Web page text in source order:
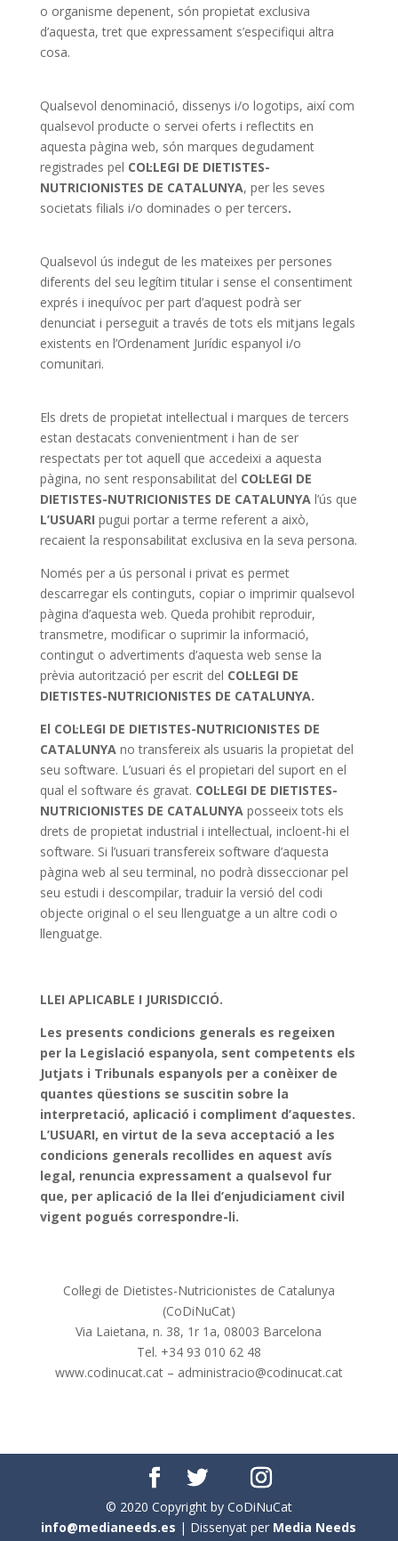
o organisme depenent, són propietat exclusiva
d’aquesta, tret que expressament s’especifiqui altra
cosa.
Qualsevol denominació, dissenys i/o logotips, així com
qualsevol producte o servei oferts i reflectits en
aquesta pàgina web, són marques degudament
registrades pel COL·LEGI DE DIETISTES-
NUTRICIONISTES DE CATALUNYA, per les seves
societats filials i/o dominades o per tercers.
Qualsevol ús indegut de les mateixes per persones
diferents del seu legítim titular i sense el consentiment
exprés i inequívoc per part d’aquest podrà ser
denunciat i perseguit a través de tots els mitjans legals
existents en l’Ordenament Jurídic espanyol i/o
comunitari.
Els drets de propietat intel·lectual i marques de tercers
estan destacats convenientment i han de ser
respectats per tot aquell que accedeixi a aquesta
pàgina, no sent responsabilitat del COL·LEGI DE
DIETISTES-NUTRICIONISTES DE CATALUNYA l’ús que
L’USUARI pugui portar a terme referent a això,
recaient la responsabilitat exclusiva en la seva persona.
Només per a ús personal i privat es permet
descarregar els continguts, copiar o imprimir qualsevol
pàgina d’aquesta web. Queda prohibit reproduir,
transmetre, modificar o suprimir la informació,
contingut o advertiments d’aquesta web sense la
prèvia autorització per escrit del COL·LEGI DE
DIETISTES-NUTRICIONISTES DE CATALUNYA.
El COL·LEGI DE DIETISTES-NUTRICIONISTES DE
CATALUNYA no transfereix als usuaris la propietat del
seu software. L’usuari és el propietari del suport en el
qual el software és gravat. COL·LEGI DE DIETISTES-
NUTRICIONISTES DE CATALUNYA posseeix tots els
drets de propietat industrial i intel·lectual, incloent-hi el
software. Si l’usuari transfereix software d’aquesta
pàgina web al seu terminal, no podrà disseccionar pel
seu estudi i descompilar, traduir la versió del codi
objecte original o el seu llenguatge a un altre codi o
llenguatge.
LLEI APLICABLE I JURISDICCIÓ.
Les presents condicions generals es regeixen
per la Legislació espanyola, sent competents els
Jutjats i Tribunals espanyols per a conèixer de
quantes qüestions se suscitin sobre la
interpretació, aplicació i compliment d’aquestes.
L’USUARI, en virtut de la seva acceptació a les
condicions generals recollides en aquest avís
legal, renuncia expressament a qualsevol fur
que, per aplicació de la llei d’enjudiciament civil
vigent pogués correspondre-li.
Col·legi de Dietistes-Nutricionistes de Catalunya
(CoDiNuCat)
Via Laietana, n. 38, 1r 1a, 08003 Barcelona
Tel. +34 93 010 62 48
www.codinucat.cat – administracio@codinucat.cat
© 2020 Copyright by CoDiNuCat
info@medianeeds.es | Dissenyat per Media Needs